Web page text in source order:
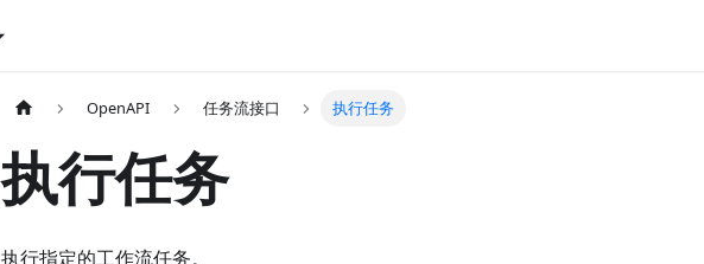
OpenAPI 任务流接口 执行任务
执行任务
执行指定的工作流任务。